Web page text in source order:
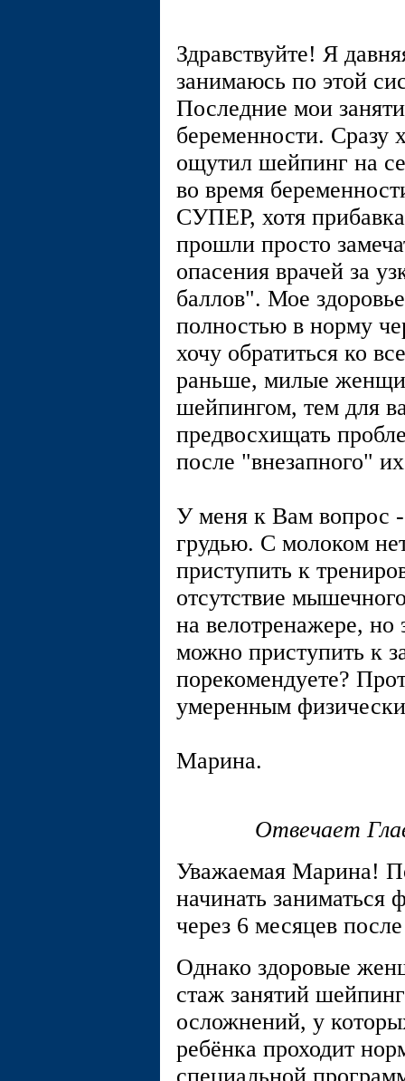
Здравствуйте! Я
занимаюсь по этой
Последние мои
беременности. Сразу
ощутил шейпинг на
во время
СУПЕР, хотя
прошли просто
опасения врачей за
баллов". Мое
полностью в норму
хочу обратиться ко
раньше, милые
шейпингом, тем для
предвосхищать
после "внезапного"
У меня к Вам вопрос
грудью. С молоком
приступить к
отсутствие
на велотренажере, но
можно приступить к
порекомендуете?
умеренным
Марина.
Отвечает
Уважаемая Марина!
начинать
через 6 месяцев
Однако здоровые
стаж занятий
осложнений, у
ребёнка проходит